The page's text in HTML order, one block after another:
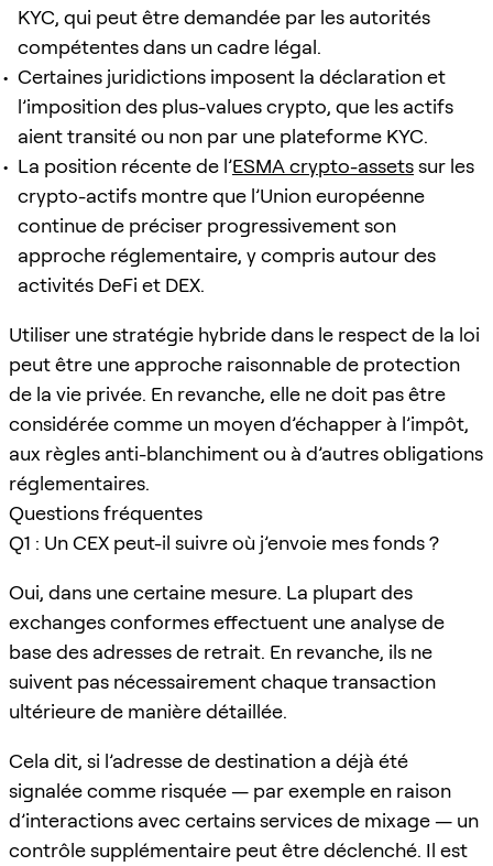
KYC, qui peut être demandée par les autorités
compétentes dans un cadre légal.
Certaines juridictions imposent la déclaration et
l’imposition des plus-values crypto, que les actifs
aient transité ou non par une plateforme KYC.
La position récente de l’ESMA crypto-assetssur les
crypto-actifs montre que l’Union européenne
continue de préciser progressivement son
approche réglementaire, y compris autour des
activités DeFi et DEX.
Utiliser une stratégie hybride dans le respect de la loi
peut être une approche raisonnable de protection
de la vie privée. En revanche, elle ne doit pas être
considérée comme un moyen d’échapper à l’impôt,
aux règles anti-blanchiment ou à d’autres obligations
réglementaires.
Questions fréquentes
Q1 : Un CEX peut-il suivre où j’envoie mes fonds ?
Oui, dans une certaine mesure. La plupart des
exchanges conformes effectuent une analyse de
base des adresses de retrait. En revanche, ils ne
suivent pas nécessairement chaque transaction
ultérieure de manière détaillée.
Cela dit, si l’adresse de destination a déjà été
signalée comme risquée — par exemple en raison
d’interactions avec certains services de mixage — un
contrôle supplémentaire peut être déclenché. Il est